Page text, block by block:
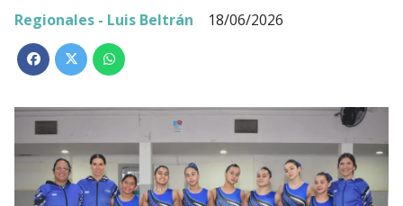
Regionales - Luis Beltrán
18/06/2026